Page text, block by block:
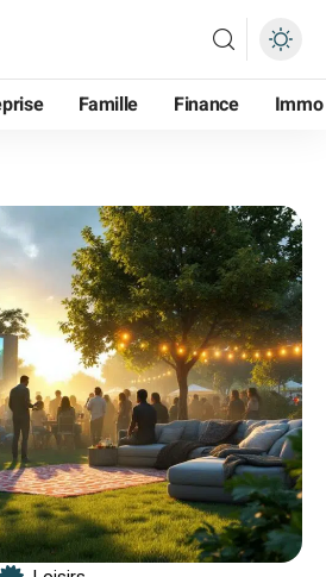
Famille Finance Immo